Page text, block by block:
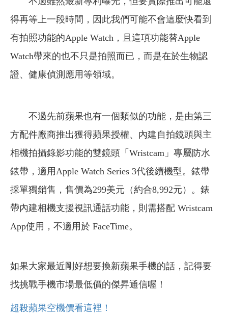
得再等上一段時間，因此我們可能不會這麼快看到
有拍照功能的Apple Watch，且這項功能替Apple
Watch帶來的也不只是拍照而已，而是在於生物認
證、健康偵測應用等領域。
不過先前蘋果也有一個類似的功能，是由第三
方配件廠商推出獲得蘋果授權、內建自拍鏡頭與主
相機拍攝錄影功能的雙鏡頭「Wristcam」專屬防水
錶帶，適用Apple Watch Series 3代後續機型。錶帶
採單獨銷售，售價為299美元（約合8,992元）。錶
帶內建相機支援視訊通話功能，則需搭配 Wristcam
App使用，不適用於 FaceTime。
如果大家最近剛好想要換新蘋果手機的話，記得要
找挑戰手機市場最低價的傑昇通信喔！
超殺蘋果空機價看這裡！